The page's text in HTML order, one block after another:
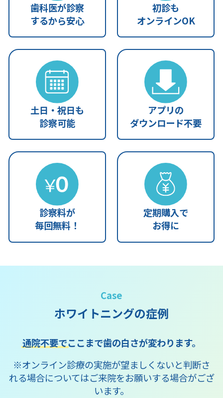
歯科医が診察
するから安心
初診も
オンラインOK
土日・祝日も
診察可能
アプリの
ダウンロード不要
診察料が
毎回無料！
定期購入で
お得に
Case
ホワイトニングの症例
通院不要でここまで歯の白さが変わります。
※オンライン診療の実施が望ましくないと判断さ
れる場合についてはご来院をお願いする場合がござ
います。